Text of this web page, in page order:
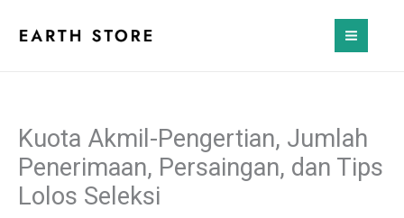
Kuota Akmil-Pengertian, Jumlah
Penerimaan, Persaingan, dan Tips
Lolos Seleksi